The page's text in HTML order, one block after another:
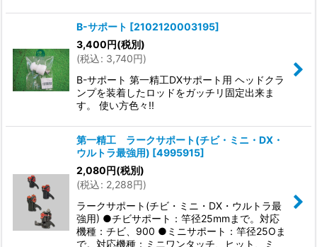
B-サポート [2102120003195]
3,400円(税別)
(税込: 3,740円)
B-サポート 第一精工DXサポート用 ヘッドクラ
ンプを装着したロッドをガッチリ固定出来ま
す。 使い方色々!!
第一精工 ラークサポート(チビ・ミニ・DX・
ウルトラ最強用) [4995915]
2,080円(税別)
(税込: 2,288円)
ラークサポート(チビ・ミニ・DX・ウルトラ最
強用) ●チビサポート：竿径25mmまで。対応
機種：チビ、900 ●ミニサポート：竿径25Oま
で。対応機種：ミニワンタッチ、ヒット、ミ